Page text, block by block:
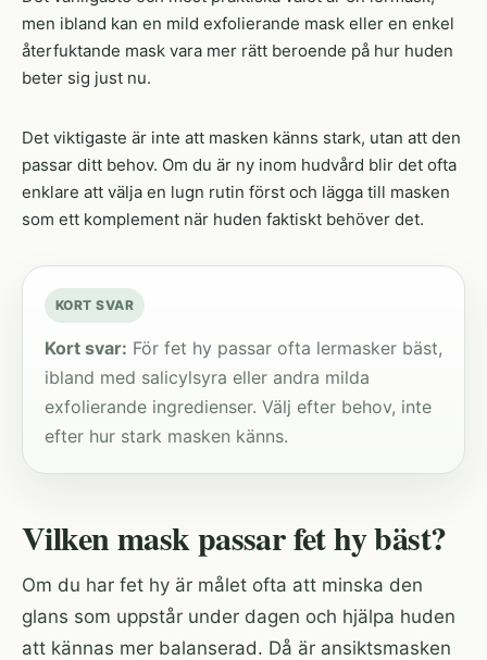
men ibland kan en mild exfolierande mask eller en enkel
återfuktande mask vara mer rätt beroende på hur huden
beter sig just nu.
Det viktigaste är inte att masken känns stark, utan att den
passar ditt behov. Om du är ny inom hudvård blir det ofta
enklare att välja en lugn rutin först och lägga till masken
som ett komplement när huden faktiskt behöver det.
KORT SVAR
Kort svar: För fet hy passar ofta lermasker bäst,
ibland med salicylsyra eller andra milda
exfolierande ingredienser. Välj efter behov, inte
efter hur stark masken känns.
Vilken mask passar fet hy bäst?
Om du har fet hy är målet ofta att minska den
glans som uppstår under dagen och hjälpa huden
att kännas mer balanserad. Då är ansiktsmasken